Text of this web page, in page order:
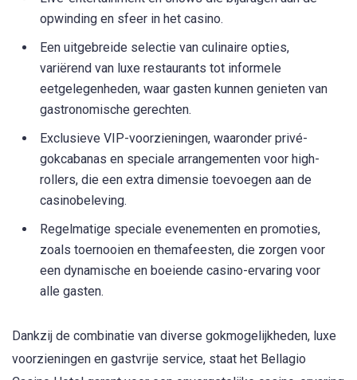
opwinding en sfeer in het casino.
Een uitgebreide selectie van culinaire opties,
variërend van luxe restaurants tot informele
eetgelegenheden, waar gasten kunnen genieten van
gastronomische gerechten.
Exclusieve VIP-voorzieningen, waaronder privé-
gokcabanas en speciale arrangementen voor high-
rollers, die een extra dimensie toevoegen aan de
casinobeleving.
Regelmatige speciale evenementen en promoties,
zoals toernooien en themafeesten, die zorgen voor
een dynamische en boeiende casino-ervaring voor
alle gasten.
Dankzij de combinatie van diverse gokmogelijkheden, luxe
voorzieningen en gastvrije service, staat het Bellagio